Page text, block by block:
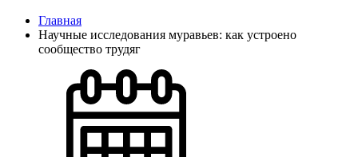
Главная
Научные исследования муравьев: как устроено
сообщество трудяг